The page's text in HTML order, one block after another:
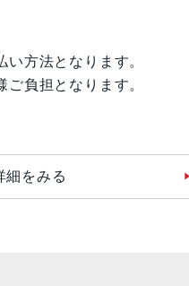
方法となります。
負担となります。
細をみる